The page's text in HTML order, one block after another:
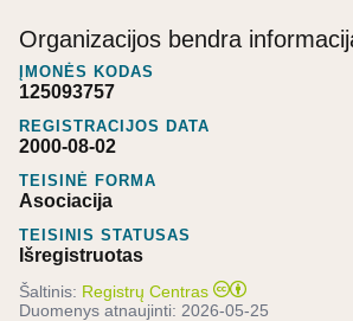
Organizacijos bendra
ĮMONĖS KODAS
125093757
REGISTRACIJOS DATA
2000-08-02
TEISINĖ FORMA
Asociacija
TEISINIS STATUSAS
Išregistruotas
Šaltinis: Registrų Centras
Duomenys atnaujinti: 2026-05-25